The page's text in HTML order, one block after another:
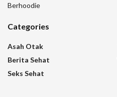
Berhoodie
Categories
Asah Otak
Berita Sehat
Seks Sehat